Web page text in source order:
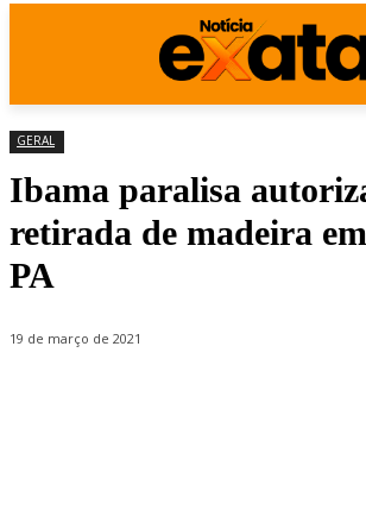
GERAL
Ibama paralisa
retirada de madeira
PA
19 de março de 2021